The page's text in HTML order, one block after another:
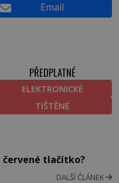
Email
PŘEDPLATNÉ
ELEKTRONICKÉ
TIŠTĚNÉ
červené tlačítko?
DALŠÍ ČLÁNEK